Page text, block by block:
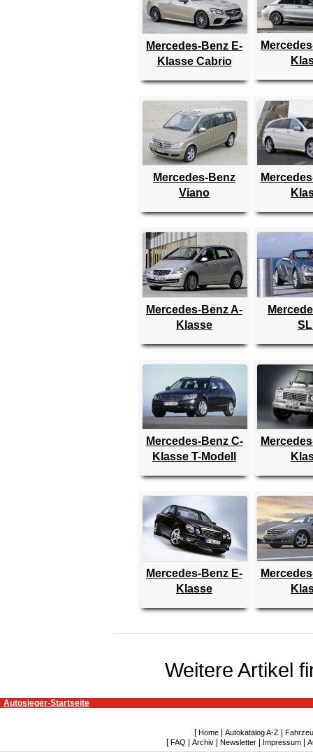
Mercedes-Benz E-
Klasse Cabrio
Mercedes-Benz
Viano
Mercedes-Benz A-
Klasse
Mercedes-Benz C-
Klasse T-Modell
Mercedes-Benz E-
Klasse
Weitere Artikel
Autosieger-Startseite
[Home | Autokatalog A-Z |
[FAQ | Archiv| Newsletter| Impressum|